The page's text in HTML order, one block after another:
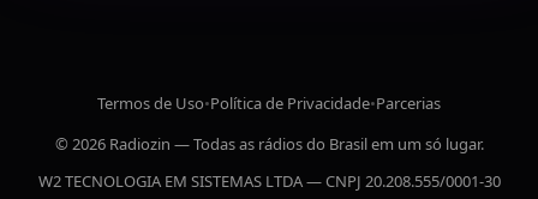
Termos de Uso•Política de Privacidade•Parcerias
© 2026 Radiozin — Todas as rádios do Brasil em um só lugar.
W2 TECNOLOGIA EM SISTEMAS LTDA — CNPJ 20.208.555/0001-30